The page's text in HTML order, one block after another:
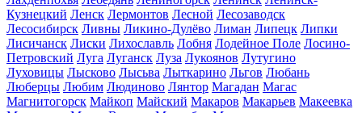
Кузнецкий Ленск Лермонтов Лесной Лесозаводск
Лесосибирск Ливны Ликино-Дулёво Лиман Липецк Липки
Лисичанск Лиски Лихославль Лобня Лодейное Поле Лосино-
Петровский Луга Луганск Луза Лукоянов Лутугино
Луховицы Лысково Лысьва Лыткарино Льгов Любань
Люберцы Любим Людиново Лянтор Магадан Магас
Магнитогорск Майкоп Майский Макаров Макарьев Макеевка